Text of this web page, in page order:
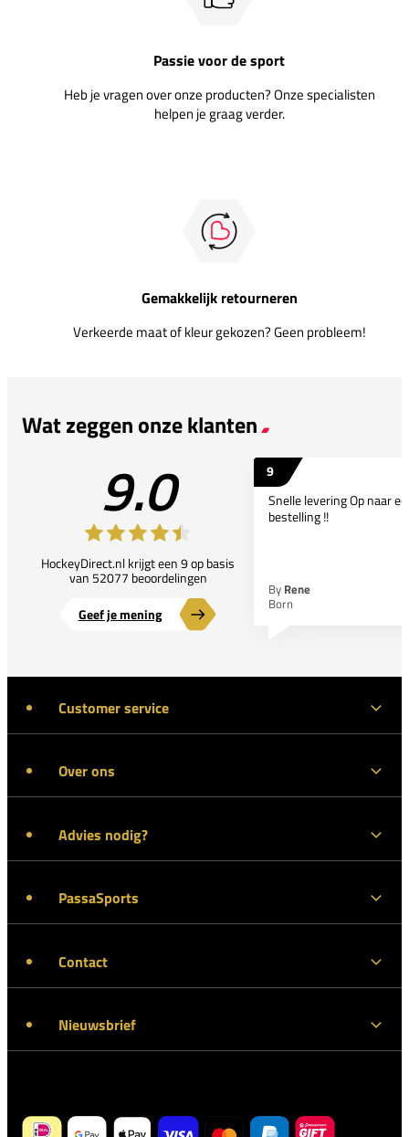
Passie voor de sport
Heb je vragen over onze producten? Onze specialisten
helpen je graag verder.
Gemakkelijk retourneren
Verkeerde maat of kleur gekozen? Geen probleem!
Wat zeggen onze klanten
9.0
HockeyDirect.nl krijgt een 9 op basis
van 52077 beoordelingen
Geef je mening
9
Snelle levering Op naar
bestelling !!
By Rene
Born
Customer service
Over ons
Advies nodig?
PassaSports
Contact
Nieuwsbrief